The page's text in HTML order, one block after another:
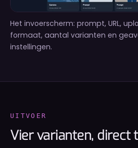
Het invoerscherm: prompt, URL,
formaat, aantal varianten en
instellingen.
UITVOER
Vier varianten, direct